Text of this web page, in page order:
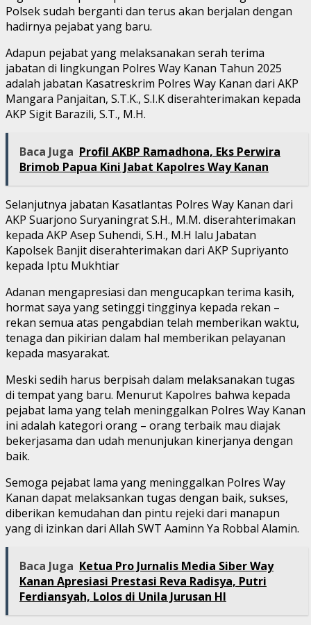
Polsek sudah berganti dan terus akan berjalan dengan
hadirnya pejabat yang baru.
Adapun pejabat yang melaksanakan serah terima
jabatan di lingkungan Polres Way Kanan Tahun 2025
adalah jabatan Kasatreskrim Polres Way Kanan dari AKP
Mangara Panjaitan, S.T.K., S.I.K diserahterimakan kepada
AKP Sigit Barazili, S.T., M.H.
Baca Juga Profil AKBP Ramadhona, Eks Perwira
Brimob Papua Kini Jabat Kapolres Way Kanan
Selanjutnya jabatan Kasatlantas Polres Way Kanan dari
AKP Suarjono Suryaningrat S.H., M.M. diserahterimakan
kepada AKP Asep Suhendi, S.H., M.H lalu ⁠Jabatan
Kapolsek Banjit diserahterimakan dari AKP Supriyanto
kepada Iptu Mukhtiar
Adanan mengapresiasi dan mengucapkan terima kasih,
hormat saya yang setinggi tingginya kepada rekan –
rekan semua atas pengabdian telah memberikan waktu,
tenaga dan pikirian dalam hal memberikan pelayanan
kepada masyarakat.
Meski sedih harus berpisah dalam melaksanakan tugas
di tempat yang baru. Menurut Kapolres bahwa kepada
pejabat lama yang telah meninggalkan Polres Way Kanan
ini adalah kategori orang – orang terbaik mau diajak
bekerjasama dan udah menunjukan kinerjanya dengan
baik.
Semoga pejabat lama yang meninggalkan Polres Way
Kanan dapat melaksankan tugas dengan baik, sukses,
diberikan kemudahan dan pintu rejeki dari manapun
yang di izinkan dari Allah SWT Aaminn Ya Robbal Alamin.
Baca Juga Ketua Pro Jurnalis Media Siber Way
Kanan Apresiasi Prestasi Reva Radisya, Putri
Ferdiansyah, Lolos di Unila Jurusan HI